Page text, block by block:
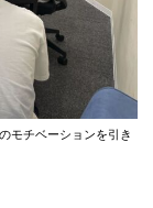
モチベーションを引き